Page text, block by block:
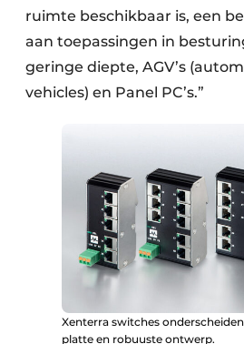
ruimte beschikbaar is, een
aan toepassingen in
geringe diepte, AGV’s
vehicles) en Panel PC’s.”
Xenterra switches
platte en robuuste ontwerp.